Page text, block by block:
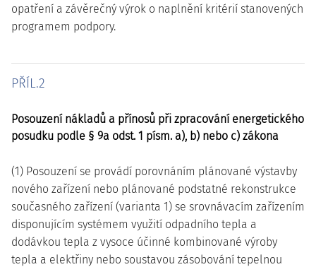
opatření a závěrečný výrok o naplnění kritérií stanovených
programem podpory.
PŘÍL.2
Posouzení nákladů a přínosů při zpracování energetického
posudku podle § 9a odst. 1 písm. a), b) nebo c) zákona
(1) Posouzení se provádí porovnáním plánované výstavby
nového zařízení nebo plánované podstatné rekonstrukce
současného zařízení (varianta 1) se srovnávacím zařízením
disponujícím systémem využití odpadního tepla a
dodávkou tepla z vysoce účinné kombinované výroby
tepla a elektřiny nebo soustavou zásobování tepelnou